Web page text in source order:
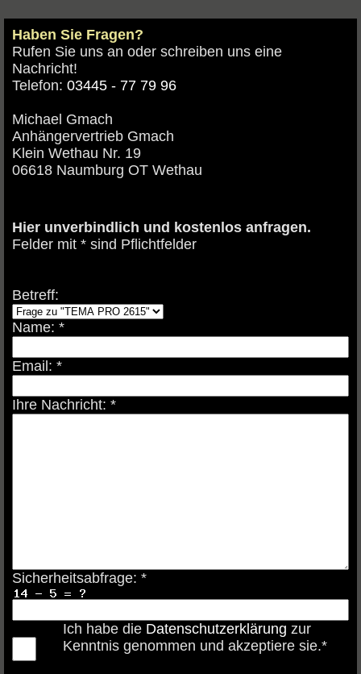
Haben Sie Fragen?
Rufen Sie uns an oder schreiben uns eine
Nachricht!
Telefon: 03445 - 77 79 96
Michael Gmach
Anhängervertrieb Gmach
Klein Wethau Nr. 19
06618 Naumburg OT Wethau
Hier unverbindlich und kostenlos anfragen.
Felder mit * sind Pflichtfelder
Betreff:
Name: *
Email: *
Ihre Nachricht: *
Sicherheitsabfrage: *
Ich habe die Datenschutzerklärung zur
Kenntnis genommen und akzeptiere sie.*